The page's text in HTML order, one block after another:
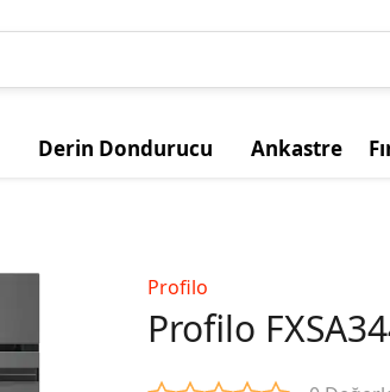
Derin Dondurucu Ankastre
Profilo
Profilo